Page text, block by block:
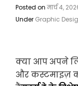
Posted onमार्च 4,
Under Graphic
क्या आप अपने
और कस्टमाइज़